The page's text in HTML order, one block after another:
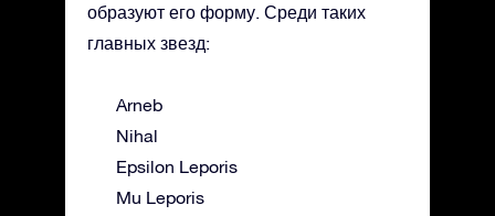
образуют его форму. Среди таких
главных звезд:
Arneb
Nihal
Epsilon Leporis
Mu Leporis